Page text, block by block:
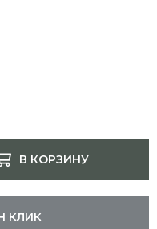
В КОРЗИНУ
КЛИК